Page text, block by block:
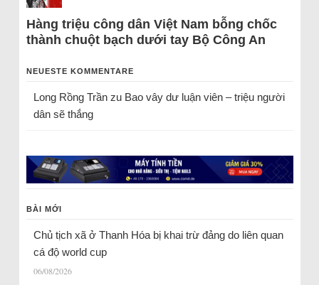
Hàng triệu công dân Việt Nam bỗng chốc
thành chuột bạch dưới tay Bộ Công An
NEUESTE KOMMENTARE
Long Rồng Trầnzu Bao vây dư luận viên – triệu người
dân sẽ thắng
BÀI MỚI
Chủ tịch xã ở Thanh Hóa bị khai trừ đảng do liên quan
cá độ world cup
06/08/2026